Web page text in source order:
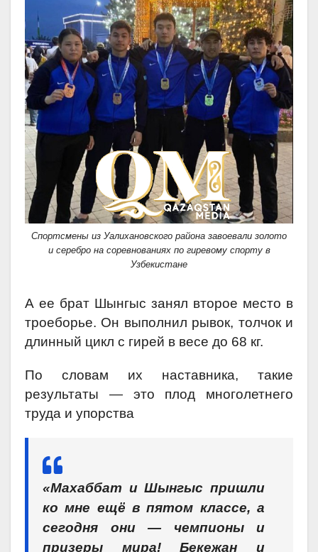
Спортсмены из Уалихановского района завоевали золото
и серебро на соревнованиях по гиревому спорту в
Узбекистане
А ее брат Шынгыс занял второе место в
троеборье. Он выполнил рывок, толчок и
длинный цикл с гирей в весе до 68 кг.
По словам их наставника, такие
результаты — это плод многолетнего
труда и упорства
«Махаббат и Шынгыс пришли
ко мне ещё в пятом классе, а
сегодня они — чемпионы и
призеры мира! Бекежан и